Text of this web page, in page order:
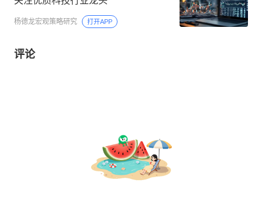
杨德龙宏观策略研究 打开APP
评论